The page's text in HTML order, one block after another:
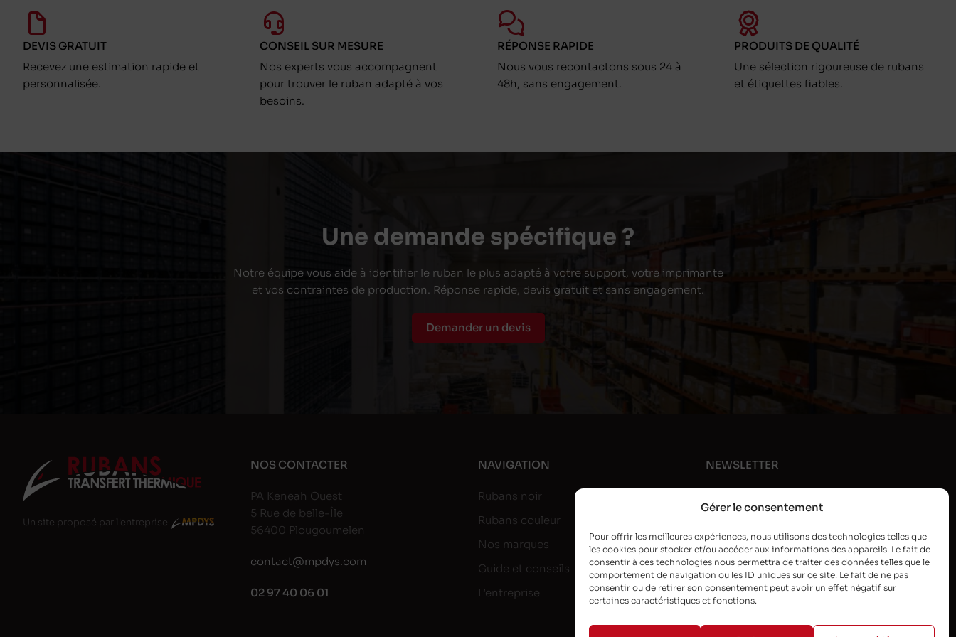
Gérer le consentement
Pour offrir les meilleures expériences, nous utilisons des technologies telles que
les cookies pour stocker et/ou accéder aux informations des appareils. Le fait de
consentir à ces technologies nous permettra de traiter des données telles que le
comportement de navigation ou les ID uniques sur ce site. Le fait de ne pas
consentir ou de retirer son consentement peut avoir un effet négatif sur
certaines caractéristiques et fonctions.
DEVIS GRATUIT
Recevez une estimation rapide et
personnalisée.
CONSEIL SUR MESURE
Nos experts vous accompagnent
pour trouver le ruban adapté à vos
besoins.
RÉPONSE RAPIDE
Nous vous recontactons sous 24 à
48h, sans engagement.
PRODUITS DE QUALITÉ
Une sélection rigoureuse de rubans
et étiquettes fiables.
Une demande spécifique ?
Notre équipe vous aide à identifier le ruban le plus adapté à votre support, votre imprimante
et vos contraintes de production. Réponse rapide, devis gratuit et sans engagement.
Demander un devis
Un site proposé par l'entreprise
NOS CONTACTER
PA Keneah Ouest
5 Rue de belle-Île
56400 Plougoumelen
contact@mpdys.com
02 97 40 06 01
NAVIGATION
Rubans noir
Rubans couleur
Nos marques
Guide et conseils
L’entreprise
NEWSLETTER